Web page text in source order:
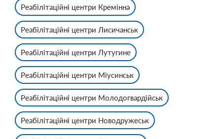
Реабілітаційні центри Кремінна
Реабілітаційні центри Лисичанськ
Реабілітаційні центри Лутугине
Реабілітаційні центри Міусинськ
Реабілітаційні центри Молодогвардійськ
Реабілітаційні центри Новодружеськ